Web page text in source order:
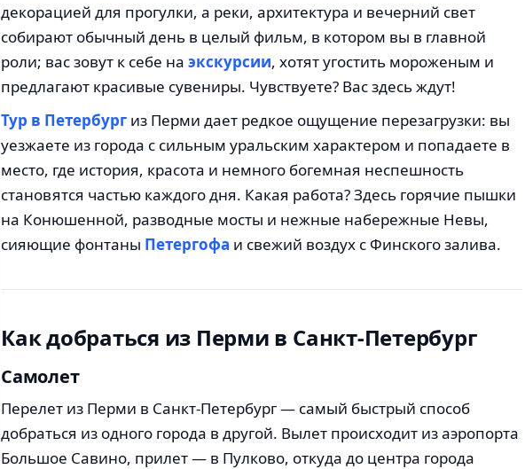
декорацией для прогулки, а реки, архитектура и вечерний свет
собирают обычный день в целый фильм, в котором вы в главной
роли; вас зовут к себе на экскурсии, хотят угостить мороженым и
предлагают красивые сувениры. Чувствуете? Вас здесь ждут!
Тур в Петербург из Перми дает редкое ощущение перезагрузки: вы
уезжаете из города с сильным уральским характером и попадаете в
место, где история, красота и немного богемная неспешность
становятся частью каждого дня. Какая работа? Здесь горячие пышки
на Конюшенной, разводные мосты и нежные набережные Невы,
сияющие фонтаны Петергофа и свежий воздух с Финского залива.
Как добраться из Перми в Санкт-Петербург
Самолет
Перелет из Перми в Санкт-Петербург — самый быстрый способ
добраться из одного города в другой. Вылет происходит из аэропорта
Большое Савино, прилет — в Пулково, откуда до центра города